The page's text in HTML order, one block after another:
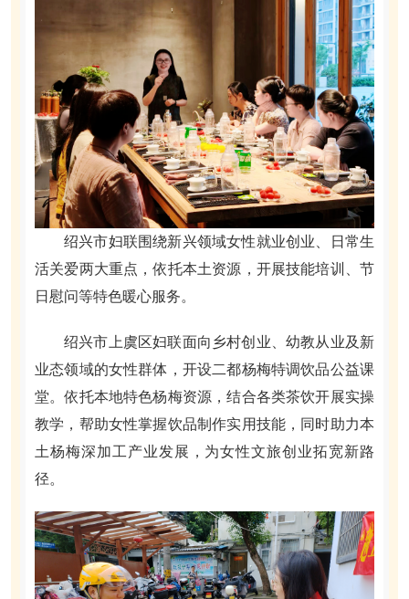
绍兴市妇联围绕新兴领域女性就业创业、日常生
活关爱两大重点，依托本土资源，开展技能培训、节
日慰问等特色暖心服务。
绍兴市上虞区妇联面向乡村创业、幼教从业及新
业态领域的女性群体，开设二都杨梅特调饮品公益课
堂。依托本地特色杨梅资源，结合各类茶饮开展实操
教学，帮助女性掌握饮品制作实用技能，同时助力本
土杨梅深加工产业发展，为女性文旅创业拓宽新路
径。